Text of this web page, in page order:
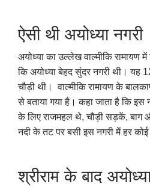
ऐसी थी अयोध्या नगरी
अयोध्या का उल्लेख वाल्मीकि रामायण
कि अयोध्या बेहद सुंदर नगरी थी। यह
चौड़ी थी। वाल्मीकि रामायण के
से बताया गया है। कहा जाता है कि इस
के लिए राजमहल थे,चौड़ी सड़कें,बाग
नदी के तट पर बसी इस नगरी में हर
श्रीराम के बाद